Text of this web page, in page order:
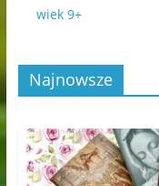
wiek 9+
Najnowsze